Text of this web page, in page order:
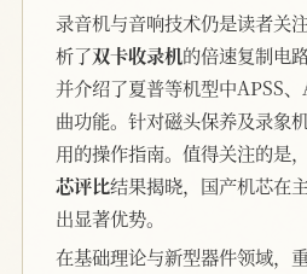
录音机与音响技术仍是读者关
析了双卡收录机的倍速复制电
并介绍了夏普等机型中APSS
曲功能。针对磁头保养及录象
用的操作指南。值得关注的是，
芯评比结果揭晓，国产机芯在
出显著优势。
在基础理论与新型器件领域，